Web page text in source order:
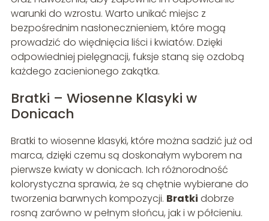
warunki do wzrostu. Warto unikać miejsc z
bezpośrednim nasłonecznieniem, które mogą
prowadzić do więdnięcia liści i kwiatów. Dzięki
odpowiedniej pielęgnacji, fuksje staną się ozdobą
każdego zacienionego zakątka.
Bratki – Wiosenne Klasyki w
Donicach
Bratki to wiosenne klasyki, które można sadzić już od
marca, dzięki czemu są doskonałym wyborem na
pierwsze kwiaty w donicach. Ich różnorodność
kolorystyczna sprawia, że są chętnie wybierane do
tworzenia barwnych kompozycji. Bratki dobrze
rosną zarówno w pełnym słońcu, jak i w półcieniu.